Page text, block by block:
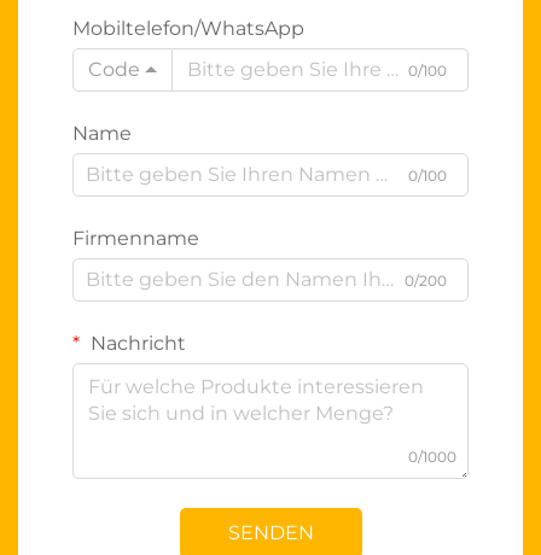
Mobiltelefon/WhatsApp
Code
0/100
Name
0/100
Firmenname
0/200
Nachricht
0/1000
SENDEN